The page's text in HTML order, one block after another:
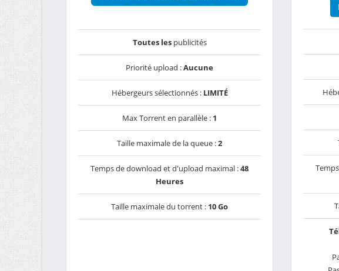
Toutes lespublicités
Priorité upload :Aucune
Hébergeurs sélectionnés : LIMITÉ
Max Torrent en parallèle : 1
Taille maximale de la queue :2
Temps de download et d'upload maximal :48
Heures
Taille maximale du torrent : 10 Go